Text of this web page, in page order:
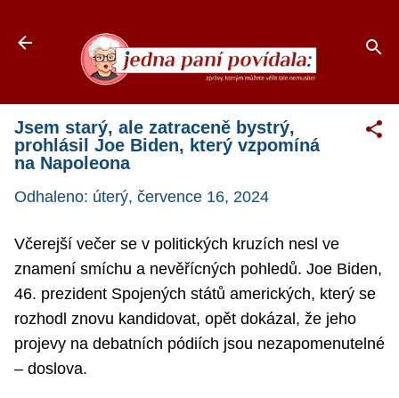
Jsem starý, ale zatraceně bystrý,
prohlásil Joe Biden, který vzpomíná
na Napoleona
Odhaleno: úterý, července 16, 2024
Včerejší večer se v politických kruzích nesl ve
znamení smíchu a nevěřícných pohledů. Joe Biden,
46. prezident Spojených států amerických, který se
rozhodl znovu kandidovat, opět dokázal, že jeho
projevy na debatních pódiích jsou nezapomenutelné
– doslova.